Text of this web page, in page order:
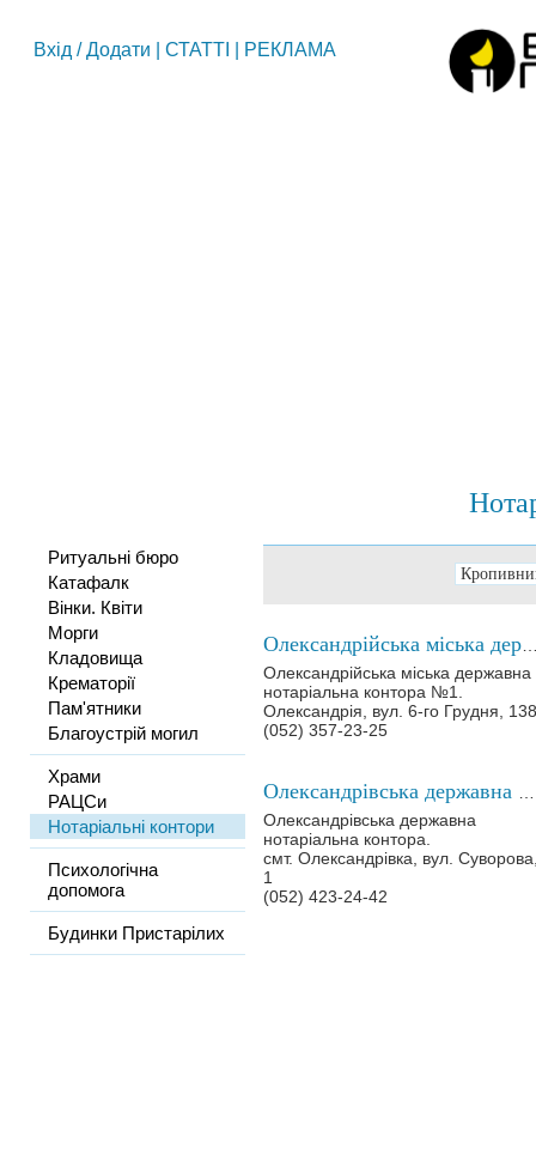
Вхід /Додати СТАТТІ РЕКЛАМА
Ритуальні бюро
Катафалк
Вінки. Квіти
Морги
Кладовища
Крематорії
Пам'ятники
Благоустрій могил
Храми
РАЦСи
Нотаріальні контори
Психологічна
допомога
Будинки Пристарілих
Олександрійська міська державна
нотаріальна контора №1.
Олександрія, вул. 6-го Грудня, 138
(052) 357-23-25
Олександрівська державна
нотаріальна контора.
смт. Олександрівка, вул.
1
(052) 423-24-42